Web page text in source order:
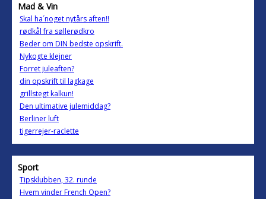
Mad & Vin
Skal ha´noget nytårs aften!!
rødkål fra søllerødkro
Beder om DIN bedste opskrift.
Nykogte klejner
Forret juleaften?
din opskrift til lagkage
grillstegt kalkun!
Den ultimative julemiddag?
Berliner luft
tigerrejer-raclette
Sport
Tipsklubben, 32. runde
Hvem vinder French Open?